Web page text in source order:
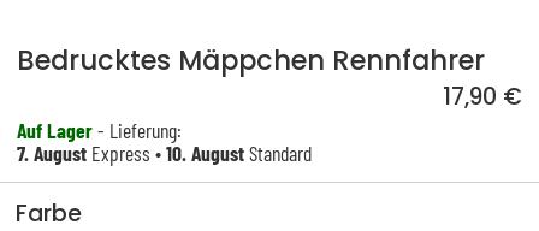
Bedrucktes Mäppchen Rennfahrer
17,90 €
Auf Lager- Lieferung:
7. August Express •10. AugustStandard
Farbe